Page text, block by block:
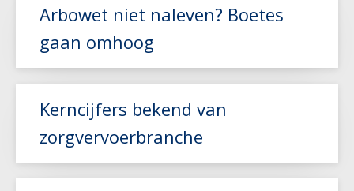
Lees meer
Arbowet niet naleven? Boetes
gaan omhoog
Kerncijfers bekend van
zorgvervoerbranche